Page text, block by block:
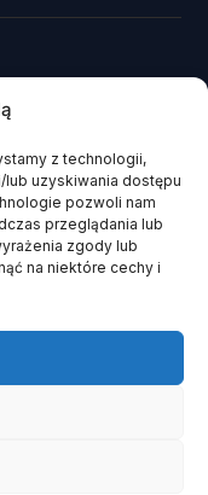
z technologii,
uzyskiwania dostępu
pozwoli nam
przeglądania lub
zgody lub
na niektóre cechy i